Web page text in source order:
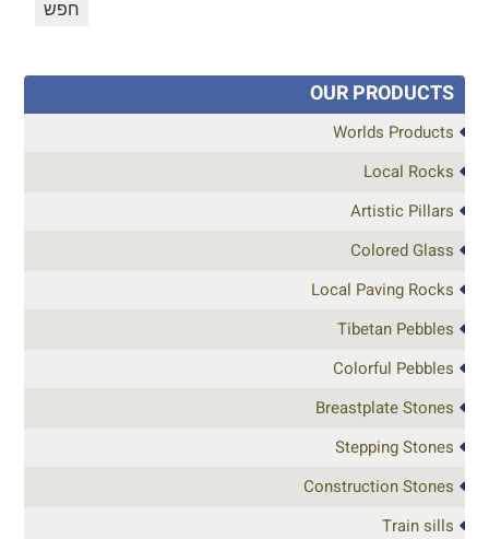
OUR PRODUCTS
Worlds Products
Local Rocks
Artistic Pillars
Colored Glass
Local Paving Rocks
Tibetan Pebbles
Colorful Pebbles
Breastplate Stones
Stepping Stones
Construction Stones
Train sills